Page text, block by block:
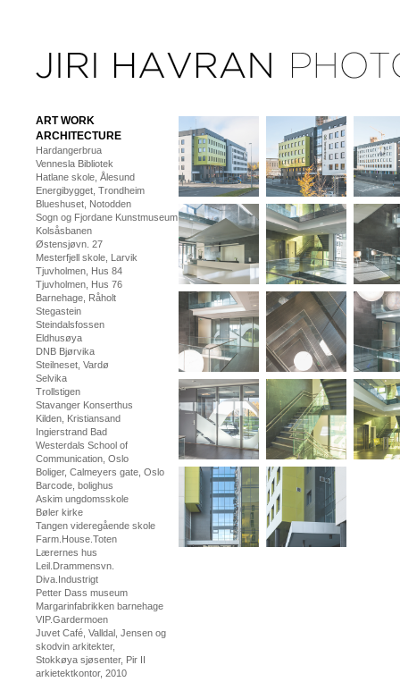
ART WORK
ARCHITECTURE
Hardangerbrua
Vennesla Bibliotek
Hatlane skole, Ålesund
Energibygget, Trondheim
Blueshuset, Notodden
Sogn og Fjordane Kunstmuseum
Kolsåsbanen
Østensjøvn. 27
Mesterfjell skole, Larvik
Tjuvholmen, Hus 84
Tjuvholmen, Hus 76
Barnehage, Råholt
Stegastein
Steindalsfossen
Eldhusøya
DNB Bjørvika
Steilneset, Vardø
Selvika
Trollstigen
Stavanger Konserthus
Kilden, Kristiansand
Ingierstrand Bad
Westerdals School of
Communication, Oslo
Boliger, Calmeyers gate, Oslo
Barcode, bolighus
Askim ungdomsskole
Bøler kirke
Tangen videregående skole
Farm.House.Toten
Lærernes hus
Leil.Drammensvn.
Diva.Industrigt
Petter Dass museum
Margarinfabrikken barnehage
VIP.Gardermoen
Juvet Café, Valldal, Jensen og
skodvin arkitekter,
Stokkøya sjøsenter, Pir II
arkietektkontor, 2010